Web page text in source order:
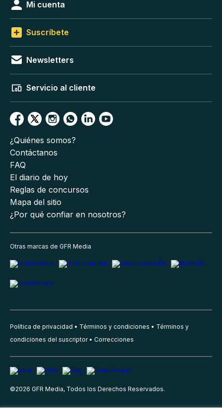
Mi cuenta
Suscríbete
Newsletters
Servicio al cliente
¿Quiénes somos?
Contáctanos
FAQ
El diario de hoy
Reglas de concursos
Mapa del sitio
¿Por qué confiar en nosotros?
Otras marcas de GFR Media
Política de privacidad Términos y condiciones
Términos y
condiciones del suscriptor
Correcciones
©2026 GFR Media, Todos los Derechos Reservados.